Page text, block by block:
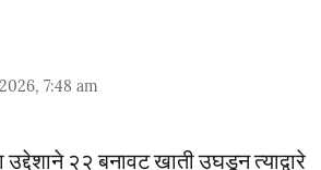
7:48 am
२२ बनावट खाती उघडून त्याद्वारे